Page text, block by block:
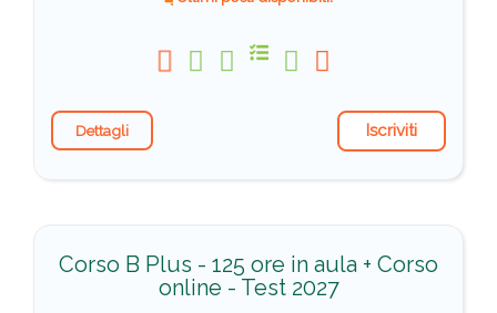
Dettagli Iscriviti
Corso B Plus - 125 ore in aula + Corso
online - Test 2027